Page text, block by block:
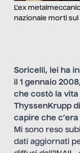
L'ex
nazionale morti sul
Soricelli, lei ha
il 1 gennaio
che costò la
ThyssenKrupp
capire che
Mi sono reso
dati aggiornati